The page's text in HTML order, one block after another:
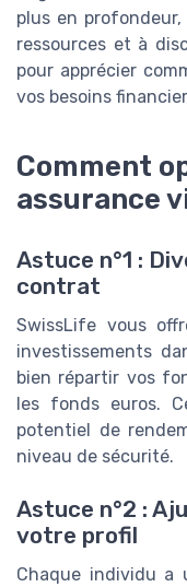
plus en
ressources et à
pour apprécier
vos besoins
Comment
assurance
Astuce n°1 :
contrat
SwissLife vous
investissements
bien répartir vos
les fonds euros.
potentiel de
niveau de sécurité.
Astuce n°2 :
votre profil
Chaque individu a